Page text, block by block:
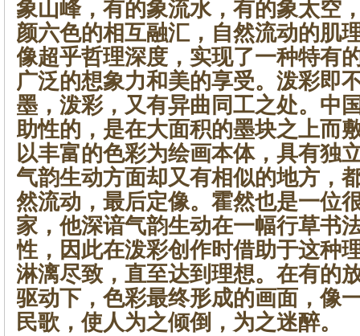
象山峰，有的象流水，有的象太空
颜六色的相互融汇，自然流动的肌
像超乎哲理深度，实现了一种特有
广泛的想象力和美的享受。泼彩即
墨，泼彩，又有异曲同工之处。中
助性的，是在大面积的墨块之上而
以丰富的色彩为绘画本体，具有独
气韵生动方面却又有相似的地方，
然流动，最后定像。霍然也是一位
家，他深谙气韵生动在一幅行草书
性，因此在泼彩创作时借助于这种
淋漓尽致，直至达到理想。在有的
驱动下，色彩最终形成的画面，像
民歌，使人为之倾倒，为之迷醉。